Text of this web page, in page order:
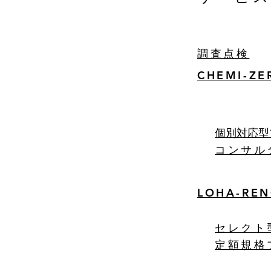
調査点検
CHEMI-
個別対応
コンサル
LOHA-
セレクト
定額規格